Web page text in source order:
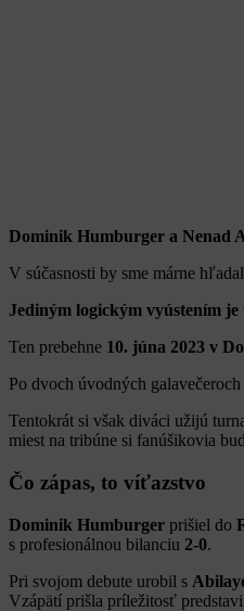
Dominik Humburger a Nenad
V súčasnosti by sme márne
Jediným logickým vyústením
Ten prebehne 10. júna 2023 v
Po dvoch úvodných galavečeroch
Tentokrát si však diváci užijú
miest na tribúne si fanúšikovia
Čo zápas, to víťazstvo
Dominik Humburger prišiel do
s profesionálnou bilanciu 2-0.
Pri svojom debute urobil s
Vzápätí prišla príležitosť